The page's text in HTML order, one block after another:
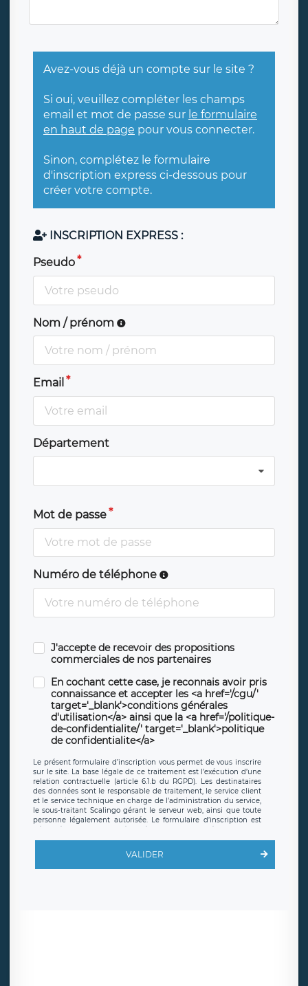
Avez-vous déjà un compte sur le site ?
Si oui, veuillez compléter les champs
email et mot de passe sur le formulaire
en haut de page pour vous connecter.
Sinon, complétez le formulaire
d'inscription express ci-dessous pour
créer votre compte.
INSCRIPTION EXPRESS :
Pseudo
Nom / prénom
Email
Département
Mot de passe
Numéro de téléphone
J'accepte de recevoir des propositions
commerciales de nos partenaires
En cochant cette case, je reconnais avoir pris
connaissance et accepter les <a href='/cgu/'
target='_blank'>conditions générales
d'utilisation</a> ainsi que la <a href='/politique-
de-confidentialite/' target='_blank'>politique
de confidentialite</a>
Le présent formulaire d’inscription vous permet de vous inscrire
sur le site. La base légale de ce traitement est l’exécution d’une
relation contractuelle (article 6.1.b du RGPD). Les destinataires
des données sont le responsable de traitement, le service client
et le service technique en charge de l’administration du service,
le sous-traitant Scalingo gérant le serveur web, ainsi que toute
personne légalement autorisée. Le formulaire d’inscription est
hébergé sur un serveur hébergé par Scalingo, basé en France et
offrant desclauses de protection conformes au RGPD. Les
en sollicite la suppression, étant entendu que vous pouvez
demander la suppression de vos données et retirer votre
VALIDER